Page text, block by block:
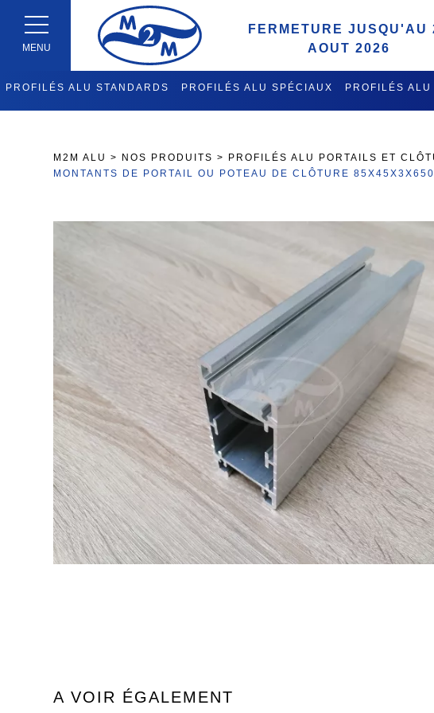
MENU
FERMETURE JUSQU'AU
AOUT 2026
PROFILÉS ALU STANDARDS PROFILÉS ALU SPÉCIAUX PROFILÉS
M2M ALU > NOS PRODUITS > PROFILÉS ALU PORTAILS ET
MONTANTS DE PORTAIL OU POTEAU DE CLÔTURE
A VOIR ÉGALEMENT